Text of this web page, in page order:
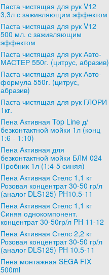
Паста чистящая для рук V12
3,3л с заживляющим эффектом
Паста чистящая для рук V12
500 мл. с заживляющим
эффектом
Паста чистящая для рук Авто-
МАСТЕР 550г. (цитрус, абразив)
Паста чистящая для рук Авто-
формула 550г. (цитрус,
абразив)
Паста чистящая для рук ГЛОРИ
1кг.
Пена Активная Top Line д/
безконтактной мойки 1л (конц
1:6 - 1:10)
Пена Активная для
безконтактной мойки БЛМ 024
Пробник 1л (1:4-5 синяя)
Пена Активная Стелс 1,1 кг
Розовая концентрат 30-50 гр/л
(аналог DLS125) PH10.5-11
Пена Активная Стелс 1,1 кг
Синяя однокомпонент.
концентрат 30-50гр/л PH 11-12
Пена Активная Стелс 2,2 кг
Розовая концентрат 30-50 гр/л
(аналог DLS125) PH 10.5-11
Пена монтажная SEGA FIX
500ml